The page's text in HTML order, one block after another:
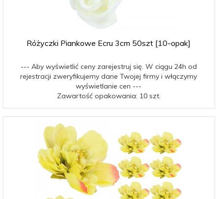
Różyczki Piankowe Ecru 3cm 50szt [10-opak]
--- Aby wyświetlić ceny zarejestruj się. W ciągu 24h od
rejestracji zweryfikujemy dane Twojej firmy i włączymy
wyświetlanie cen ---
Zawartość opakowania: 10 szt.